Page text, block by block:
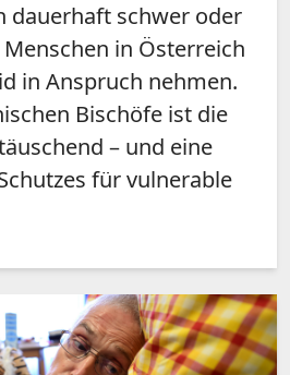
dauerhaft schwer oder
in Österreich
in Anspruch nehmen.
Bischöfe ist die
– und eine
für vulnerable